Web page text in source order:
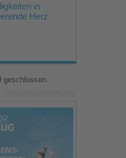
in
Herz
geschlossen.